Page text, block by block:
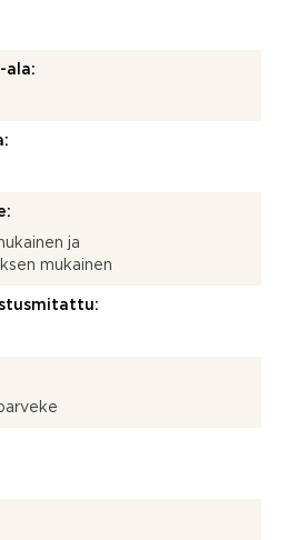
ala:
ja
mukainen